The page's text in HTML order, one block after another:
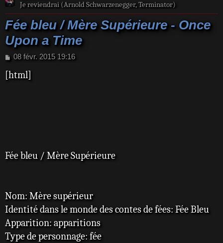
Je reviendrai (Arnold Schwarzenegger, Terminator)
Fée bleu / Mère Supérieure - Once
Upon a Time
M
s
08 févr. 2015 19:16
[html]
Fée bleu / Mère Supérieure
Nom: Mère supérieur
Identité dans le monde des contes de fées: Fée Bleu
Apparition: apparitions
Type de personnage: fée